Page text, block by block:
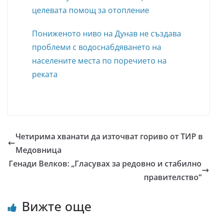
целевата помощ за отопление
Пониженото ниво на Дунав не създава
проблеми с водоснабдяването на
населените места по поречието на
реката
Четирима хванати да източват гориво от ТИР в
Медовница
Генади Велков: „Гласувах за редовно и стабилно
правителство“
Вижте още